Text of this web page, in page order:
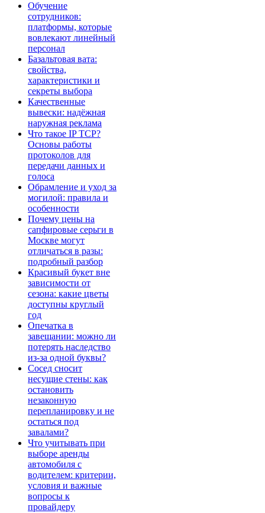
Обучение
сотрудников:
платформы, которые
вовлекают линейный
персонал
Базальтовая вата:
свойства,
характеристики и
секреты выбора
Качественные
вывески: надёжная
наружная реклама
Что такое IP TCP?
Основы работы
протоколов для
передачи данных и
голоса
Обрамление и уход за
могилой: правила и
особенности
Почему цены на
сапфировые серьги в
Москве могут
отличаться в разы:
подробный разбор
Красивый букет вне
зависимости от
сезона: какие цветы
доступны круглый
год
Опечатка в
завещании: можно ли
потерять наследство
из-за одной буквы?
Сосед сносит
несущие стены: как
остановить
незаконную
перепланировку и не
остаться под
завалами?
Что учитывать при
выборе аренды
автомобиля с
водителем: критерии,
условия и важные
вопросы к
провайдеру